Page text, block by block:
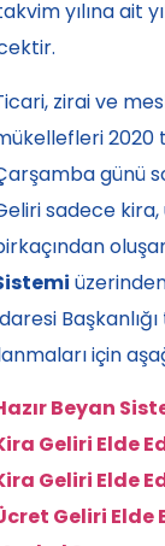
yılına ait
zirai ve
2020
günü
sadece
için
Beyan
Geliri Elde
Geliri Elde
Geliri Elde